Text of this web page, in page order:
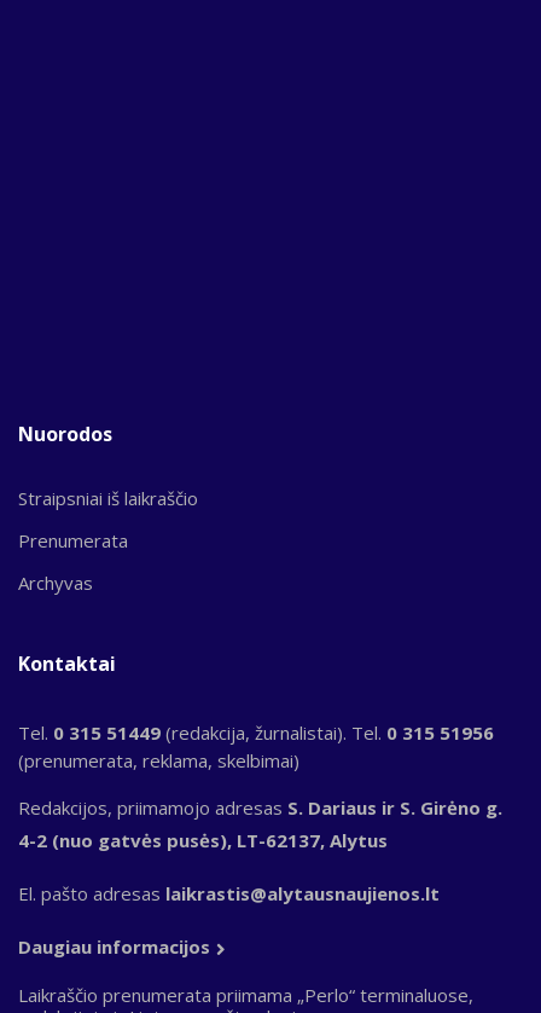
Nuorodos
Straipsniai iš laikraščio
Prenumerata
Archyvas
Kontaktai
Tel. 0 315 51449 (redakcija, žurnalistai). Tel. 0 315 51956
(prenumerata, reklama, skelbimai)
Redakcijos, priimamojo adresas S. Dariaus ir S. Girėno g.
4-2 (nuo gatvės pusės), LT-62137, Alytus
El. pašto adresas laikrastis@alytausnaujienos.lt
Daugiau informacijos
Laikraščio prenumerata priimama „Perlo“ terminaluose,